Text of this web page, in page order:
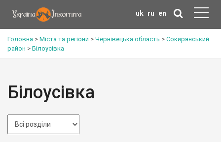
uk ru en
Головна > Міста та регіони > Чернівецька область > Сокирянський
район > Білоусівка
Білоусівка